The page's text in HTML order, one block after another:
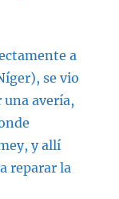
a
se vio
avería,
y allí
reparar la